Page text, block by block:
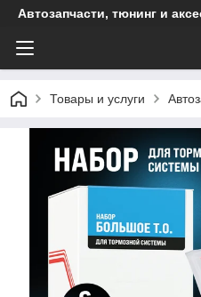
Автозапчасти, тюнинг и
Товары и услуги